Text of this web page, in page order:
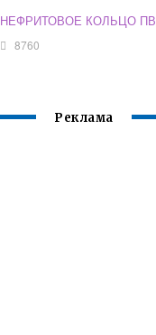
НЕФРИТОВОЕ КОЛЬЦО ПВ
8760
Реклама